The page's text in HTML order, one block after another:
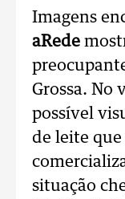
Imagens
aRede
Grossa. No
possível
de leite que
situação